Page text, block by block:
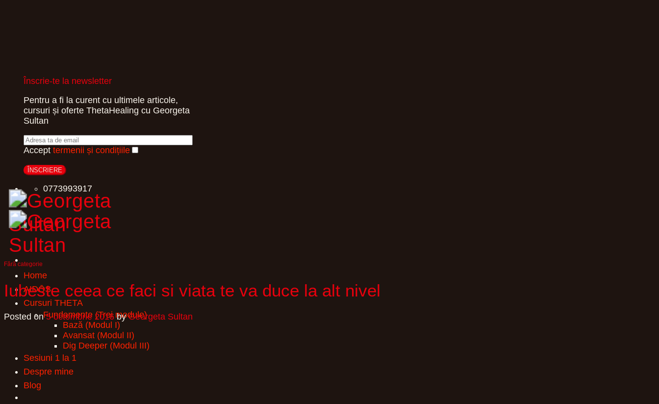
Înscrie-te la newsletter
Pentru a fi la curent cu ultimele articole,
cursuri și oferte ThetaHealing cu Georgeta
Sultan
Accept termenii și condițiile
0773993917
Home
AIDŌS
Cursuri THETA
Fundamente (Trei module)
Bază (Modul I)
Avansat (Modul II)
Dig Deeper (Modul III)
Sesiuni 1 la 1
Despre mine
Blog
Fără categorie
Iubeste ceea ce faci si viata te va duce la alt nivel
Posted on5 octombrie 2016 byGeorgeta Sultan